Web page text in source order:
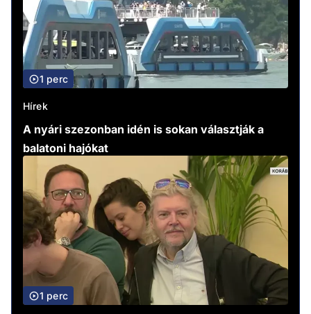
1 perc
Hírek
A nyári szezonban idén is sokan választják a
balatoni hajókat
1 perc